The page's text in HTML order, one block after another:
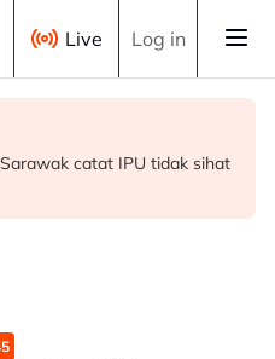
Live Log in
pekerja kilang
serius, kerugian hampir
catat IPU tidak sihat